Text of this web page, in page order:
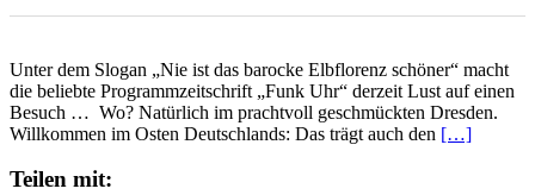
Unter dem Slogan „Nie ist das barocke Elbflorenz schöner“ macht
die beliebte Programmzeitschrift „Funk Uhr“ derzeit Lust auf einen
Besuch … Wo? Natürlich im prachtvoll geschmückten Dresden.
Willkommen im Osten Deutschlands: Das trägt auch den […]
Teilen mit: